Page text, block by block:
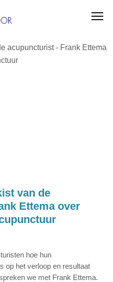
van de
Ettema over
hoe hun
op het verloop en resultaat
we met Frank Ettema.